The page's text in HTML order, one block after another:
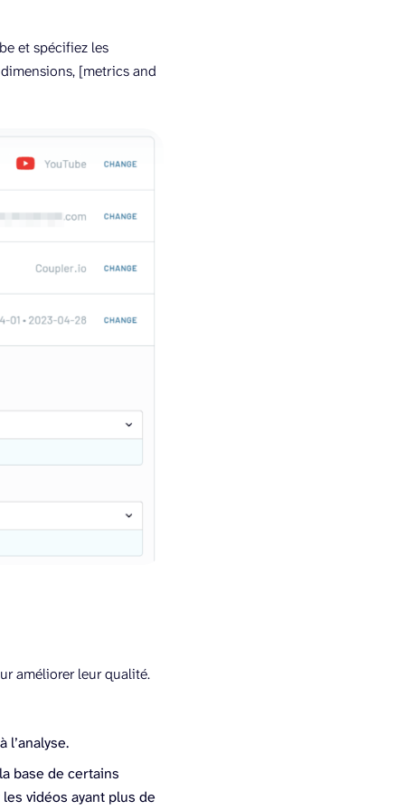
et spécifiez les
[metrics and
améliorer leur qualité.
l’analyse.
base de certains
vidéos ayant plus de